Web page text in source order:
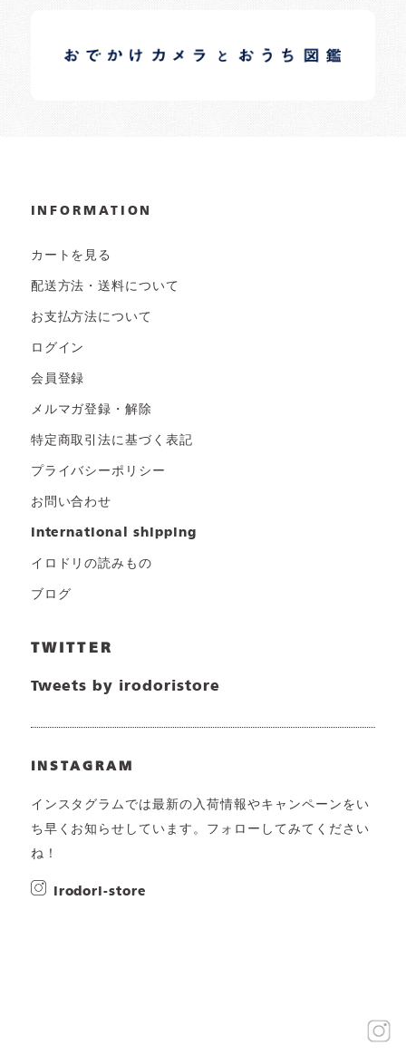
日常の様子など随時更新中です。
INFORMATION
カートを見る
配送方法・送料について
お支払方法について
ログイン
会員登録
メルマガ登録・解除
特定商取引法に基づく表記
プライバシーポリシー
お問い合わせ
international shipping
イロドリの読みもの
ブログ
TWITTER
Tweets by irodoristore
INSTAGRAM
インスタグラムでは最新の入荷情報やキャンペーンをい
ち早くお知らせしています。フォローしてみてください
ね！
irodori-store